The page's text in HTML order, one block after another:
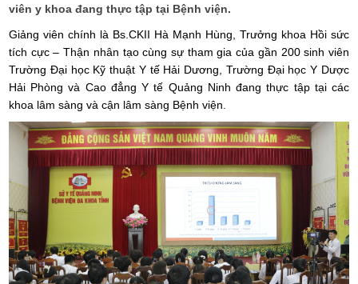
viên y khoa đang thực tập tại Bệnh viện.
Giảng viên chính là Bs.CKII Hà Mạnh Hùng, Trưởng khoa Hồi sức
tích cực – Thận nhân tạo cùng sự tham gia của gần 200 sinh viên
Trường Đại học Kỹ thuật Y tế Hải Dương, Trường Đại học Y Dược
Hải Phòng và Cao đẳng Y tế Quảng Ninh đang thực tập tại các
khoa lâm sàng và cận lâm sàng Bệnh viện.